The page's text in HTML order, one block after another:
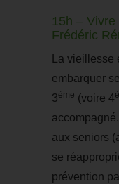
15h –
Frédéric
La
embarquer
3ème (voire 4
aux seniors
se
prévention